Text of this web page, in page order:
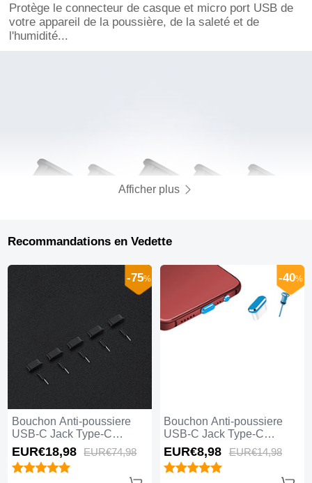
Protège le connecteur de casque et micro port USB de
votre appareil de la poussière, de la saleté et de
l'humidité...
Afficher plus
Recommandations en Vedette
Bouchon Anti-poussiere
USB-C Jack Type-C
Universel 5PCS H02 pour
Apple iPhone 15 Plus Noir
-75%
EUR€18,98 EUR€74,98
Bouchon Anti-poussiere
USB-C Jack Type-C
Universel H17 pour Apple
iPhone 15 Plus Bleu
-40%
EUR€8,98 EUR€14,98